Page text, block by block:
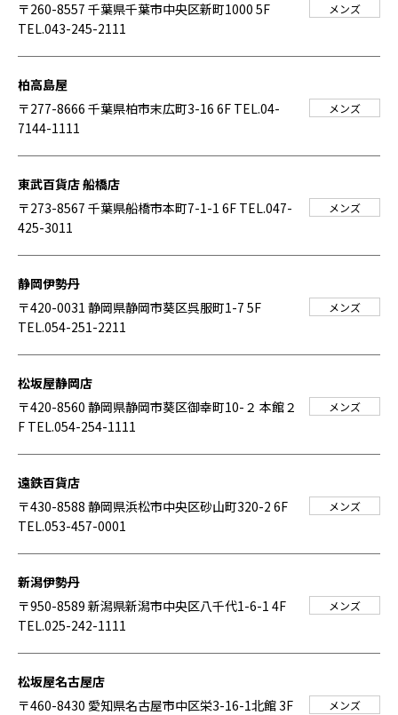
〒260-8557 千葉県千葉市中央区新町1000 5F
TEL.043-245-2111
メンズ
柏高島屋
〒277-8666 千葉県柏市末広町3-16 6F TEL.04-
7144-1111
メンズ
東武百貨店 船橋店
〒273-8567 千葉県船橋市本町7-1-1 6F TEL.047-
425-3011
メンズ
静岡伊勢丹
〒420-0031 静岡県静岡市葵区呉服町1-7 5F
TEL.054-251-2211
メンズ
松坂屋静岡店
〒420-8560 静岡県静岡市葵区御幸町10-２ 本館２
F TEL.054-254-1111
メンズ
遠鉄百貨店
〒430-8588 静岡県浜松市中央区砂山町320-2 6F
TEL.053-457-0001
メンズ
新潟伊勢丹
〒950-8589 新潟県新潟市中央区八千代1-6-1 4F
TEL.025-242-1111
メンズ
松坂屋名古屋店
〒460-8430 愛知県名古屋市中区栄3-16-1北館 3F
メンズ